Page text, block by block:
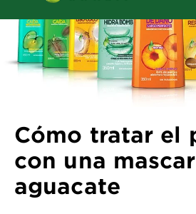
Cómo tratar el
con una
aguacate